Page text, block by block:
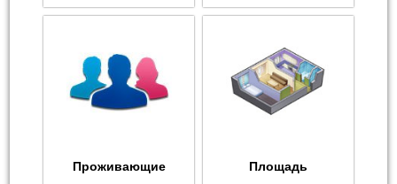
Проживающие Площадь